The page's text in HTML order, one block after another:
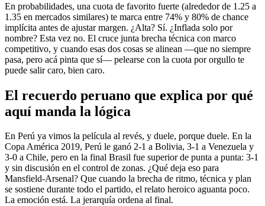
En probabilidades, una cuota de favorito fuerte (alrededor de 1.25 a
1.35 en mercados similares) te marca entre 74% y 80% de chance
implícita antes de ajustar margen. ¿Alta? Sí. ¿Inflada solo por
nombre? Esta vez no. El cruce junta brecha técnica con marco
competitivo, y cuando esas dos cosas se alinean —que no siempre
pasa, pero acá pinta que sí— pelearse con la cuota por orgullo te
puede salir caro, bien caro.
El recuerdo peruano que explica por qué
aquí manda la lógica
En Perú ya vimos la película al revés, y duele, porque duele. En la
Copa América 2019, Perú le ganó 2-1 a Bolivia, 3-1 a Venezuela y
3-0 a Chile, pero en la final Brasil fue superior de punta a punta: 3-1
y sin discusión en el control de zonas. ¿Qué deja eso para
Mansfield-Arsenal? Que cuando la brecha de ritmo, técnica y plan
se sostiene durante todo el partido, el relato heroico aguanta poco.
La emoción está. La jerarquía ordena al final.